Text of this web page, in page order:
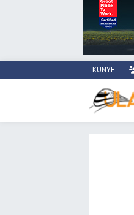
KÜNYE